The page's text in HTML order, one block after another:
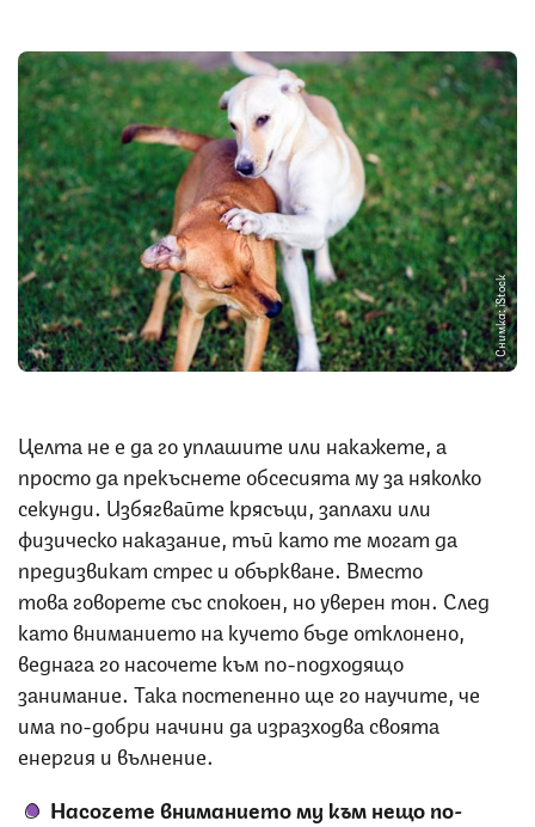
Снимка: iStock
Целта не е да го уплашите или накажете, а
просто да прекъснете обсесията му за няколко
секунди. Избягвайте крясъци, заплахи или
физическо наказание, тъй като те могат да
предизвикат стрес и объркване. Вместо
това говорете със спокоен, но уверен тон. След
като вниманието на кучето бъде отклонено,
веднага го насочете към по-подходящо
занимание. Така постепенно ще го научите, че
има по-добри начини да изразходва своята
енергия и вълнение.
Насочете вниманието му към нещо по-